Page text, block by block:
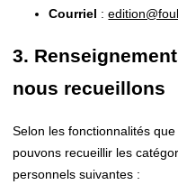
Courriel :
3.
nous recueillons
Selon les fonctionnalités
pouvons recueillir les
personnels suivantes :